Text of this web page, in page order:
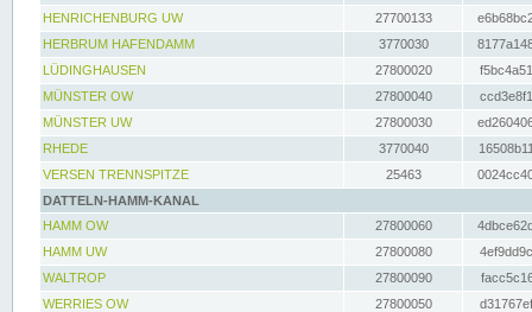
HENRICHENBURG UW
27700133
HERBRUM HAFENDAMM
3770030
LÜDINGHAUSEN
27800020
MÜNSTER OW
27800040
MÜNSTER UW
27800030
RHEDE
3770040
VERSEN TRENNSPITZE
25463
DATTELN-HAMM-KANAL
HAMM OW
27800060
HAMM UW
27800080
WALTROP
27800090
WERRIES OW
27800050